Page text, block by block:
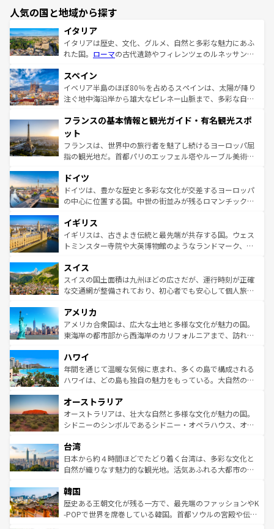
人気の国と地域から探す
イタリア
イタリアは歴史、文化、グルメ、自然と多彩な魅力にあふ
れた国。 ローマの古代遺跡やフィレンツェのルネッサンス
ろん、トスカーナの美しい田園風景やアマルフィ海岸の絶
景など、自然景観も見逃せない。観光の合間には、本場の
ピザやパスタなど、絶品のイタリア料理を堪能することも
ませてくれるイタリアで、忘れられない旅をしてみよう！
なお、新着のイタリア情報は
しい。
スペイン
イベリア半島のほぼ80％を占めるスペインは、太陽が降り
注ぐ地中海沿岸から雄大なピレネー山脈まで、多彩な自然
文化が根付くこの国では、情熱的なフラメンコ、熱気あふ
れる闘牛、そして美味しいタパスが生活の一部となってい
る。首都マドリードの洗練された雰囲気や、バルセロナの
アートに溢れた街角から、地方では古代ローマ遺跡や中世
せる。地方によって風土や気候が異なるスペインはその個
性で訪れる人を魅了する。 なお、新着のスペイン情報は コ
ンテンツ一覧を参照してほしい。
フランスの基本情報と観光ガイド・有名観光スポ
ット
フランスは、世界中の旅行者を魅了し続けるヨーロッパ屈
指の観光地だ。首都パリのエッフェル塔やルーブル美術館
で、幅広い魅力が詰まっている。華麗な宮殿、歴史的な大
聖堂、美しいビーチ、そして豊かな自然が、訪れる者を心
から魅了する。また、フランスは美食の国としても知ら
いる。シャンパンの発祥地であるランス、プロヴァンスの
香り高いラベンダー畑など、多彩な楽しみ方が可能だ。さ
らに、パリ以外の地域にも魅力が溢れており、どの街角に
れる地方に足を運ぶとそれぞれで全く異なる文化を体験で
きるだろう。 なお、新着のフランス情報はコンテンツ一覧
を参照してほしい。
ドイツ
ドイツは、豊かな歴史と多彩な文化が交差するヨーロッパ
の中心に位置する国。中世の街並みが残るロマンチック街
顔を持つこの国は、どこを歩いても飽きることがない。ベ
ルリンの文化的活気、バイエルン州のアルプスの絶景、そ
してライン川沿いのワイン畑といった風景は必見。ビール
は、お酒好きな人にはぜひ体験してほしい。 なお、新着の
ドイツ情報はコンテンツ一覧を参照してほしい。
イギリス
イギリスは、古きよき伝統と最先端が共存する国。ウェス
トミンスター寺院や大英博物館のようなランドマーク、歴
リアごとに異なる魅力がある。また、優雅なアフタヌーン
ティー、ビール好きにはたまらない英国パブ、サッカー観
戦など、本場だからこそできる体験も豊富。イギリスを旅
ンツ一覧を参照してほしい。
スイス
スイスの国土面積は九州ほどの広さだが、運行時刻が正確
な交通網が整備されており、初心者でも安心して個人旅行
の建物がそのまま残る町や、スイスならではのユニークな
博物館もあり、アルプス観光だけでなく町歩きも満喫する
ことができる。国民の所得が高いため物価も高いが、旅行
ば市内交通費無料で観光を楽しむこともできる。 なお、新
着のスイス情報はコンテンツ一覧 を参照してほしい。
アメリカ
アメリカ合衆国は、広大な土地と多様な文化が魅力の国。
東海岸の都市部から西海岸のカリフォルニアまで、訪れる
のような巨大都市は、観光、ショッピング、エンターテイ
ンメントが詰まった刺激的なスポットだ。一方、アメリカ
西部には大自然が広がり、グランドキャニオンやイエロー
部のニューオーリンズでは、音楽と美食が融合した独特の
文化が魅力。旅行者はアメリカの各地域で異なる魅力を楽
しみながら、その多様性と豊かな歴史を感じることができ
ならではの贅沢な旅のスタイルだ。 なお、新着のアメリカ
情報はコンテンツ一覧を参照してほしい。
ハワイ
年間を通じて温暖な気候に恵まれ、多くの島で構成される
ハワイは、どの島も独自の魅力をもっている。大自然の神
ワイ島は見逃せない。また、定番の観光地といえばオアフ
島だが、静かな自然を求めるならマウイ島やカウアイ島が
おすすめ。エメラルドグリーンに輝く海をはじめ、豊かな
れるおもてなしの心で訪れる人々を迎えてくれるハワイの
人々、おいしいローカルフードやハワイアンミュージッ
ク、伝統的なフラダンスなど、すべてがハワイの魅力を彩
ワイを、存分に味わってほしい。 なお、新着のハワイ情報
はコンテンツ一覧を参照してほしい。
オーストラリア
オーストラリアは、壮大な自然と多様な文化が魅力の国。
シドニーのシンボルであるシドニー・オペラハウス、オー
リアリーフや大陸中央部にそびえるウルル（エアーズロッ
ク）、タスマニアの美しい原生林やケアンズの熱帯雨林な
ど、見どころがたくさん。また、カフェやワイン、オージ
いる。アクティビティも充実しており、サーフィンやダイ
ビング、ハイキングなど、アウトドア好きにはたまらな
い。オーストラリアの多彩な魅力を存分に味わいつくそ
台湾
日本から約４時間ほどでたどり着く台湾は、多彩な文化と
自然が織りなす魅力的な観光地。活気あふれる大都市の台
ン）、静ひつな山岳地帯である台湾東部など、都市の喧騒
と山間の静けさが共存しており、訪れる人に新しい発見と
驚きをもたらしてくれる。また、奥深い台湾の食文化も魅
韓国
歴史ある王朝文化が残る一方で、最先端のファッションやK
-POPで世界を席巻している韓国。首都ソウルの宮殿や伝統